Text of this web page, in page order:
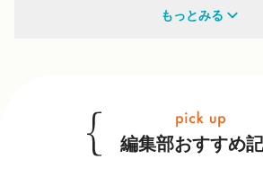
もっとみる
編集部おすすめ